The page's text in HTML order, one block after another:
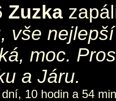
Zuzka
vše
moc.
a Járu.
10 hodin a 54